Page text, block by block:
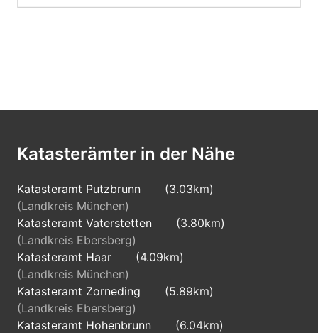
Katasterämter in der Nähe
Katasteramt Putzbrunn
(3.03km)
(Landkreis München)
Katasteramt Vaterstetten
(3.80km)
(Landkreis Ebersberg)
Katasteramt Haar
(4.09km)
(Landkreis München)
Katasteramt Zorneding
(5.89km)
(Landkreis Ebersberg)
Katasteramt Hohenbrunn
(6.04km)